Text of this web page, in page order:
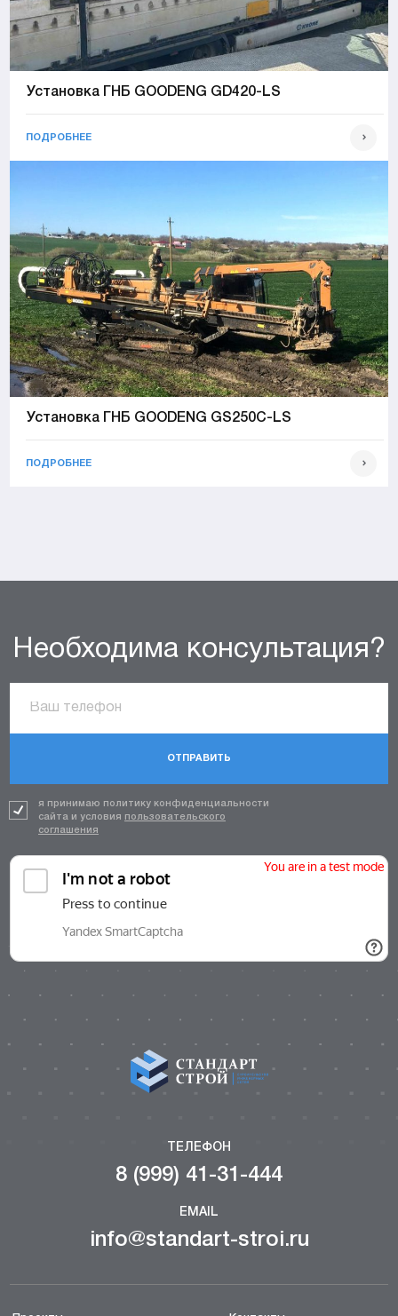
Установка ГНБ GOODENG GD420-LS
ПОДРОБНЕЕ
Установка ГНБ GOODENG GS250C-LS
ПОДРОБНЕЕ
Необходима консультация?
ОТПРАВИТЬ
я принимаю политику конфиденциальности
сайта и условия пользовательского
соглашения
ТЕЛЕФОН
8 (999) 41-31-444
EMAIL
info@standart-stroi.ru